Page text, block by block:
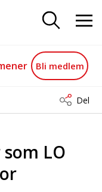
LO
Bli medlem
Del
LO